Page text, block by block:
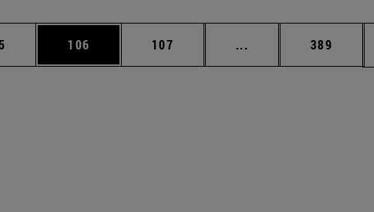
Use TAB para desplazarse.
Página
106 Página
107 ... Páginas intermedias
Página
389